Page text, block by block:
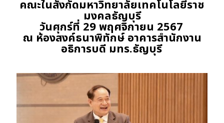
คณะในสังกัดมหาวิทยาลัยเทคโนโลยีราช
มงคลธัญบุรี
วันศุกร์ที่ 29 พฤศจิกายน 2567
ณ ห้องสงค์ธนาพิทักษ์ อาคารสำนักงาน
อธิการบดี มทร.ธัญบุรี